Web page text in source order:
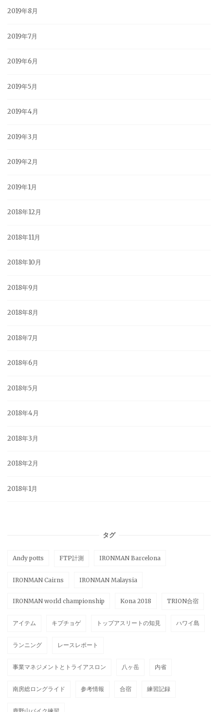
2019年8月
2019年7月
2019年6月
2019年5月
2019年4月
2019年3月
2019年2月
2019年1月
2018年12月
2018年11月
2018年10月
2018年9月
2018年8月
2018年7月
2018年6月
2018年5月
2018年4月
2018年3月
2018年2月
2018年1月
タグ
Andy potts FTP計測 IRONMAN Barcelona
IRONMAN Cairns IRONMAN Malaysia
IRONMAN world championship Kona 2018 TRION合宿
アイテム キプチョゲ トップアスリートの知見 ハワイ島
ランニング レースレポート
事業マネジメントとトライアスロン 八ヶ岳 内省
南房総ロングライド 参考情報 合宿 練習記録